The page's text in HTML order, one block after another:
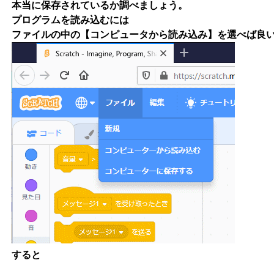
本当に保存されているか調べましょう。
プログラムを読み込むには
ファイルの中の【コンピュータから読み込み】を選べば良い
すると